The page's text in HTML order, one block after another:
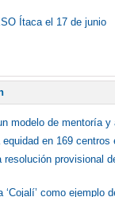
Ítaca el 17 de junio
modelo de mentoría
en 169
resolución provisional
‘Cojalí’ como